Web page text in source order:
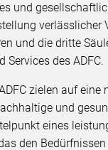
und
verlässlicher
und die dritte
Services des ADFC.
zielen auf eine
und
eines
den